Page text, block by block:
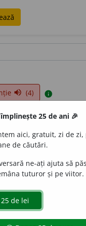
volume_up (4) info
dexonline. Definițiile
depreferințe.
împlinește 25 de ani 🎉
aici, gratuit, zi de
de căutări.
ne-ați ajuta să
tuturor și pe viitor.